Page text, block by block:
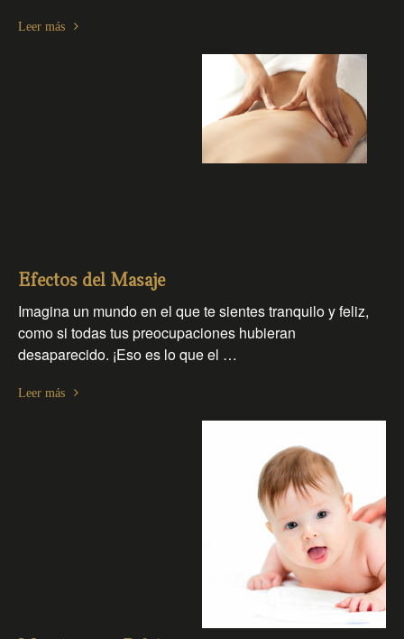
Leer más
Efectos del Masaje
Imagina un mundo en el que te sientes tranquilo y feliz,
como si todas tus preocupaciones hubieran
desaparecido. ¡Eso es lo que el …
Leer más